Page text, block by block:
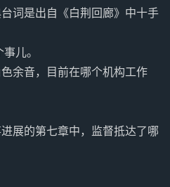
词是出自《白荆回廊》中十手
儿。
余音，目前在哪个机构工作
展的第七章中，监督抵达了哪